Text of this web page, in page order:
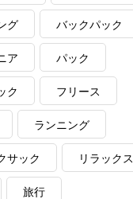
グ バックパック
ア パック
ク フリース
ランニング
サック リラックス
旅行